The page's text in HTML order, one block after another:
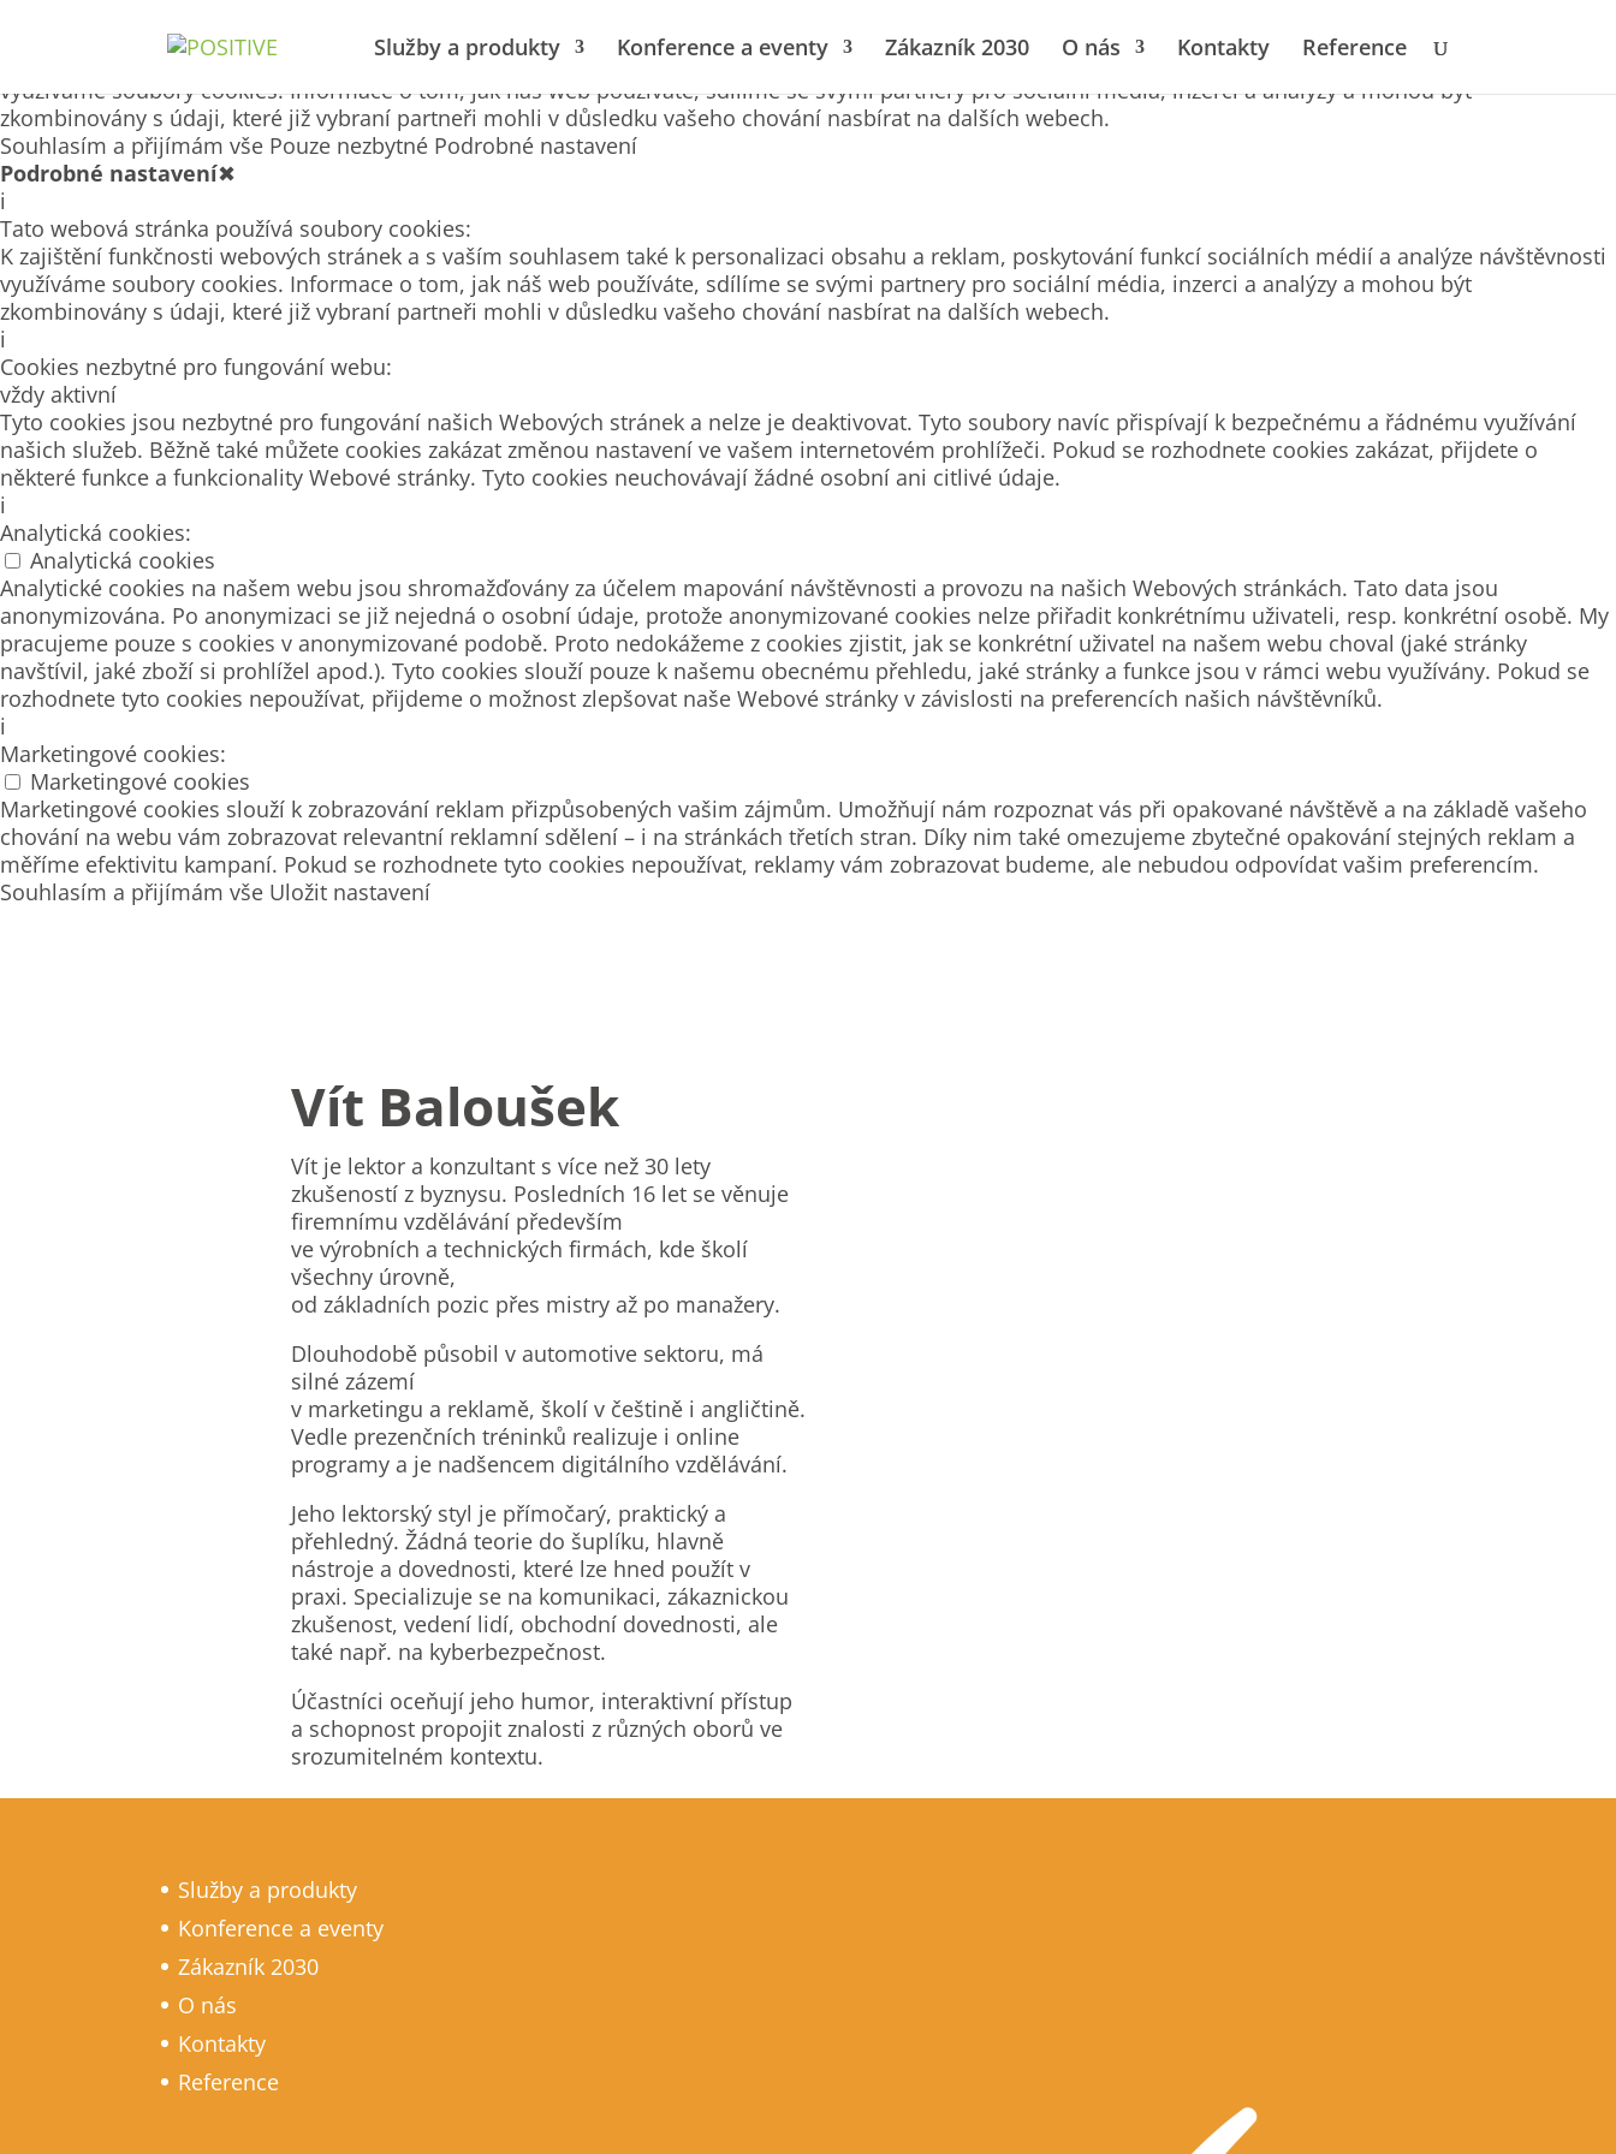
K zajištění funkčnosti webových stránek a s vaším souhlasem také k personalizaci obsahu a reklam, poskytování funkcí sociálních médií a analýze návštěvnosti
využíváme soubory cookies. Informace o tom, jak náš web používáte, sdílíme se svými partnery pro sociální média, inzerci a analýzy a mohou být
zkombinovány s údaji, které již vybraní partneři mohli v důsledku vašeho chování nasbírat na dalších webech.
Souhlasím a přijímám vše Pouze nezbytné Podrobné nastavení
Podrobné nastavení✖
i
Tato webová stránka používá soubory cookies:
K zajištění funkčnosti webových stránek a s vaším souhlasem také k personalizaci obsahu a reklam, poskytování funkcí sociálních médií a analýze návštěvnosti
využíváme soubory cookies. Informace o tom, jak náš web používáte, sdílíme se svými partnery pro sociální média, inzerci a analýzy a mohou být
zkombinovány s údaji, které již vybraní partneři mohli v důsledku vašeho chování nasbírat na dalších webech.
i
Cookies nezbytné pro fungování webu:
vždy aktivní
Tyto cookies jsou nezbytné pro fungování našich Webových stránek a nelze je deaktivovat. Tyto soubory navíc přispívají k bezpečnému a řádnému využívání
našich služeb. Běžně také můžete cookies zakázat změnou nastavení ve vašem internetovém prohlížeči. Pokud se rozhodnete cookies zakázat, přijdete o
některé funkce a funkcionality Webové stránky. Tyto cookies neuchovávají žádné osobní ani citlivé údaje.
i
Analytická cookies:
Analytická cookies
Analytické cookies na našem webu jsou shromažďovány za účelem mapování návštěvnosti a provozu na našich Webových stránkách. Tato data jsou
anonymizována. Po anonymizaci se již nejedná o osobní údaje, protože anonymizované cookies nelze přiřadit konkrétnímu uživateli, resp. konkrétní osobě. My
pracujeme pouze s cookies v anonymizované podobě. Proto nedokážeme z cookies zjistit, jak se konkrétní uživatel na našem webu choval (jaké stránky
navštívil, jaké zboží si prohlížel apod.). Tyto cookies slouží pouze k našemu obecnému přehledu, jaké stránky a funkce jsou v rámci webu využívány. Pokud se
rozhodnete tyto cookies nepoužívat, přijdeme o možnost zlepšovat naše Webové stránky v závislosti na preferencích našich návštěvníků.
i
Marketingové cookies:
Marketingové cookies
Marketingové cookies slouží k zobrazování reklam přizpůsobených vašim zájmům. Umožňují nám rozpoznat vás při opakované návštěvě a na základě vašeho
chování na webu vám zobrazovat relevantní reklamní sdělení – i na stránkách třetích stran. Díky nim také omezujeme zbytečné opakování stejných reklam a
měříme efektivitu kampaní. Pokud se rozhodnete tyto cookies nepoužívat, reklamy vám zobrazovat budeme, ale nebudou odpovídat vašim preferencím.
Souhlasím a přijímám vše Uložit nastavení
Služby a produkty Konference a eventy Zákazník 2030 O nás Kontakty Reference
Vít Baloušek
Vít je lektor a konzultant s více než 30 lety
zkušeností z byznysu. Posledních 16 let se věnuje
firemnímu vzdělávání především
ve výrobních a technických firmách, kde školí
všechny úrovně,
od základních pozic přes mistry až po manažery.
Dlouhodobě působil v automotive sektoru, má
silné zázemí
v marketingu a reklamě, školí v češtině i angličtině.
Vedle prezenčních tréninků realizuje i online
programy a je nadšencem digitálního vzdělávání.
Jeho lektorský styl je přímočarý, praktický a
přehledný. Žádná teorie do šuplíku, hlavně
nástroje a dovednosti, které lze hned použít v
praxi. Specializuje se na komunikaci, zákaznickou
zkušenost, vedení lidí, obchodní dovednosti, ale
také např. na kyberbezpečnost.
Účastníci oceňují jeho humor, interaktivní přístup
a schopnost propojit znalosti z různých oborů ve
srozumitelném kontextu.
Služby a produkty
Konference a eventy
Zákazník 2030
O nás
Kontakty
Reference